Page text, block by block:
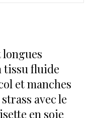
tissu fluide
et manches
avec le
en soie